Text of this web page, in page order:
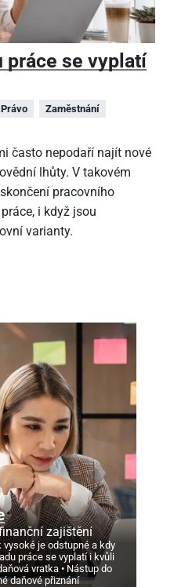
práce se vyplatí
Právo
Zaměstnání
často nepodaří najít nové
lhůty. V takovém
pracovního
i když jsou
varianty.
zajištění
vysoké je odstupné a kdy
práce se vyplatí i kvůli
vratka
Nástup do
daňové přiznání